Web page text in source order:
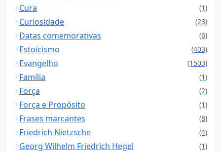
Cura (1)
Curiosidade (23)
Datas comemorativas (6)
Estoicismo (403)
Evangelho (1503)
Família (1)
Força (2)
Força e Propósito (1)
Frases marcantes (8)
Friedrich Nietzsche (4)
Georg Wilhelm Friedrich Hegel (1)